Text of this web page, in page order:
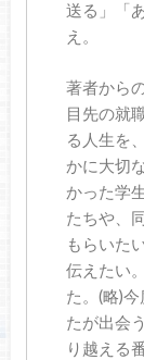
送る」「
え。
著者から
目先の就
る人生を
かに大切
かった学
たちや、
もらいた
伝えたい
た。(略)
たが出会
り越える